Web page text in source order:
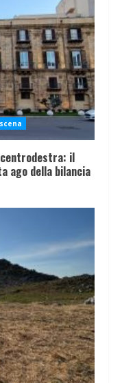
il
ago della bilancia